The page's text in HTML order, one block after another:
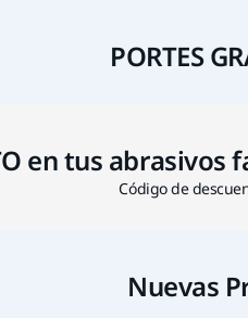
PORTES
en tus
Código de
Nuevas